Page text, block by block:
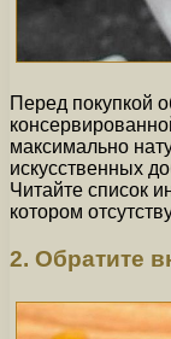
Перед покупкой
максимально
искусственных
Читайте список
котором
2. Обратите